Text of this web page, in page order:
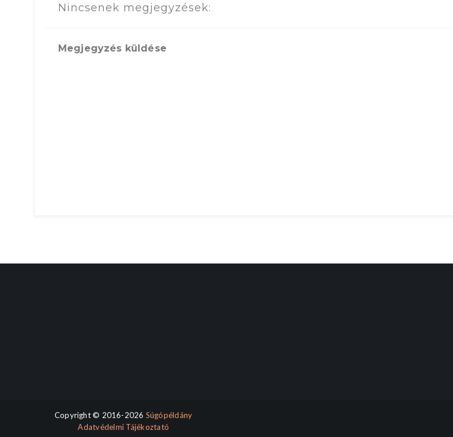
Nincsenek megjegyzések:
Megjegyzés küldése
Copyright © 2016-2026 Súgópéldány
Adatvédelmi Tájékoztató